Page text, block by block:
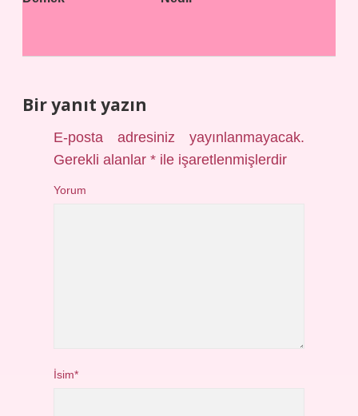
Bir yanıt yazın
E-posta adresiniz yayınlanmayacak.
Gerekli alanlar* ile işaretlenmişlerdir
Yorum
İsim*